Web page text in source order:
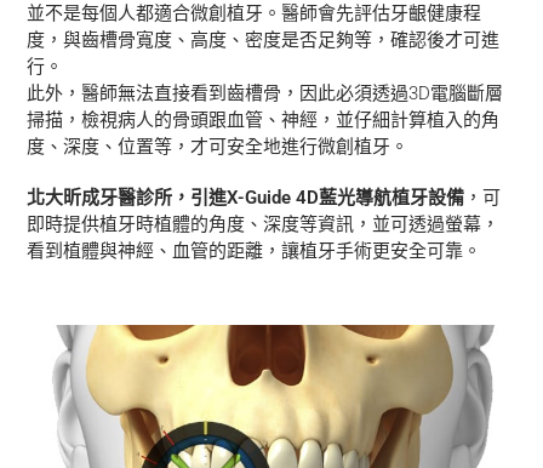
並不是每個人都適合微創植牙。醫師會先評估牙齦健康程
度，與齒槽骨寬度、高度、密度是否足夠等，確認後才可進
行。
此外，醫師無法直接看到齒槽骨，因此必須透過3D電腦斷層
掃描，檢視病人的骨頭跟血管、神經，並仔細計算植入的角
度、深度、位置等，才可安全地進行微創植牙。
北大昕成牙醫診所，引進X-Guide 4D藍光導航植牙設備 ，可
即時提供植牙時植體的角度、深度等資訊，並可透過螢幕，
看到植體與神經、血管的距離，讓植牙手術更安全可靠。